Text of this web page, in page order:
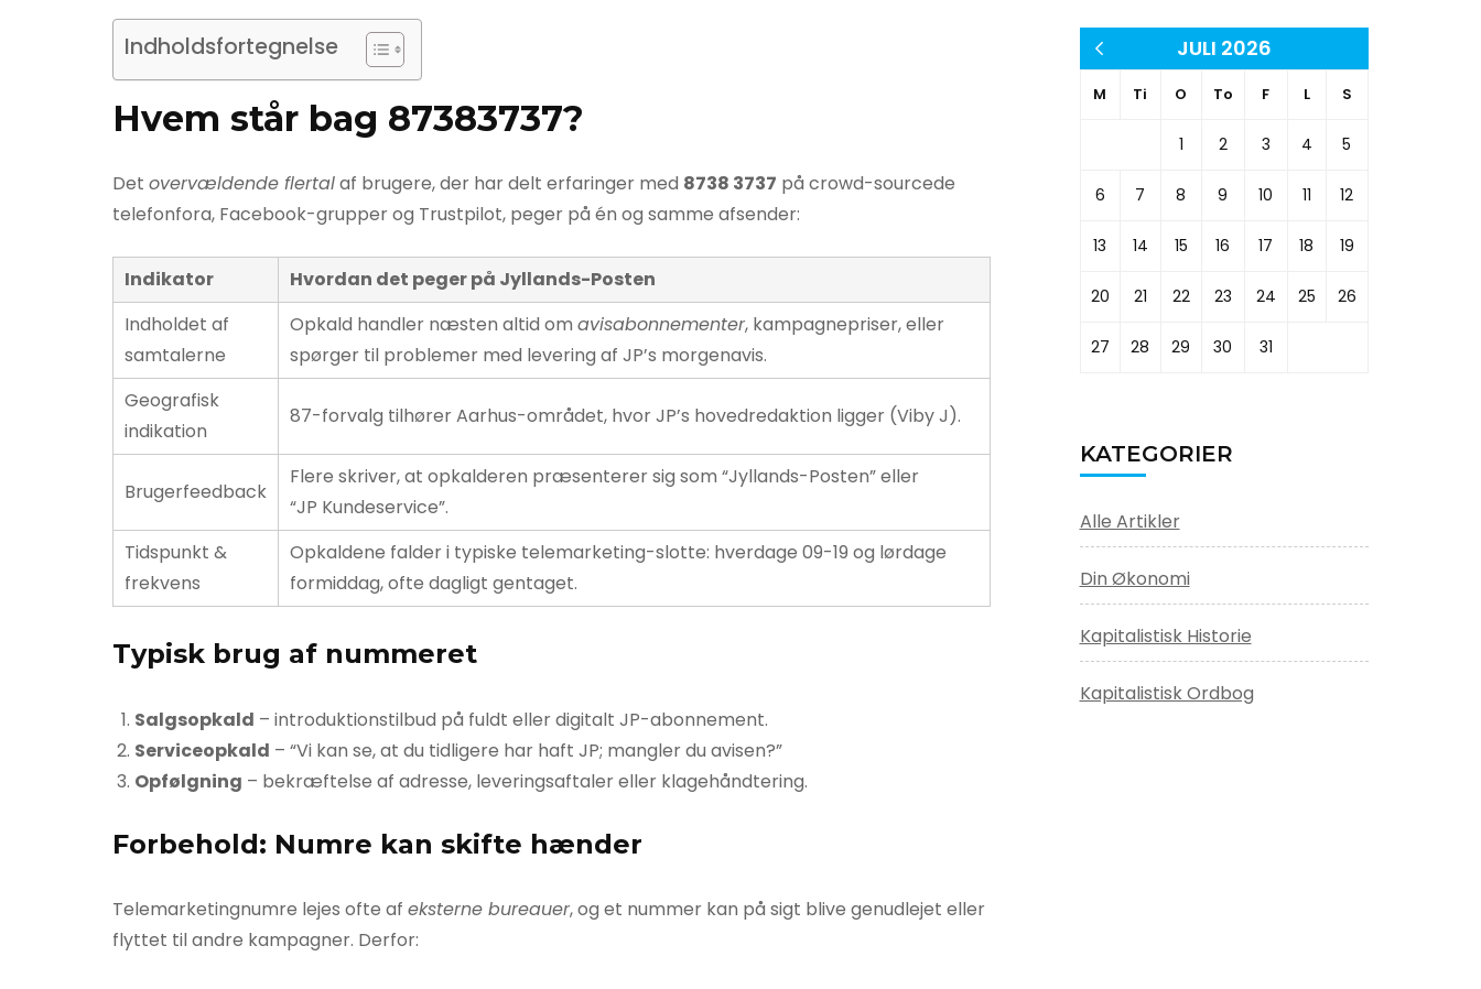
Indholdsfortegnelse
Hvem står bag 87383737?
Det overvældende flertalaf brugere, der har delt erfaringer med 8738 3737 på crowd-sourcede
telefonfora, Facebook-grupper og Trustpilot, peger på én og samme afsender:
Indikator
Hvordan det peger på Jyllands-Posten
Indholdet af
samtalerne
Opkald handler næsten altid om avisabonnementer, kampagnepriser, eller
spørger til problemer med levering af JP’s morgenavis.
Geografisk
indikation
87-forvalg tilhører Aarhus-området, hvor JP’s hovedredaktion ligger (Viby J).
Brugerfeedback
Flere skriver, at opkalderen præsenterer sig som “Jyllands-Posten” eller
“JP Kundeservice”.
Tidspunkt &
frekvens
Opkaldene falder i typiske telemarketing-slotte: hverdage 09-19 og lørdage
formiddag, ofte dagligt gentaget.
Typisk brug af nummeret
Salgsopkald – introduktionstilbud på fuldt eller digitalt JP-abonnement.
Serviceopkald – “Vi kan se, at du tidligere har haft JP; mangler du avisen?”
Opfølgning – bekræftelse af adresse, leveringsaftaler eller klagehåndtering.
Forbehold: Numre kan skifte hænder
Telemarketingnumre lejes ofte af eksterne bureauer, og et nummer kan på sigt blive genudlejet eller
flyttet til andre kampagner. Derfor:
JULI 2026
M Ti O To F L S
1 2 3 4 5
6 7 8 9 10 11 12
13 14 15 16 17 18 19
20 21 22 23 24 25 26
27 28 29 30 31
KATEGORIER
Alle Artikler
Din Økonomi
Kapitalistisk Historie
Kapitalistisk Ordbog